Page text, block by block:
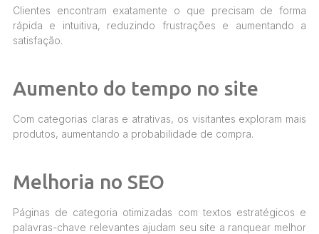
Clientes encontram exatamente o que precisam de forma
rápida e intuitiva, reduzindo frustrações e aumentando a
satisfação.
Aumento do tempo no site
Com categorias claras e atrativas, os visitantes exploram mais
produtos, aumentando a probabilidade de compra.
Melhoria no SEO
Páginas de categoria otimizadas com textos estratégicos e
palavras-chave relevantes ajudam seu site a ranquear melhor